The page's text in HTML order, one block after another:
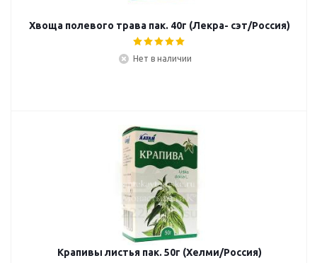
Хвоща полевого трава пак. 40г (Лекра- сэт/Россия)
Нет в наличии
Крапивы листья пак. 50г (Хелми/Россия)